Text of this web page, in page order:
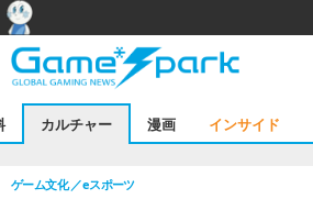
カルチャー 漫画 インサイド
ゲーム文化 eスポーツ